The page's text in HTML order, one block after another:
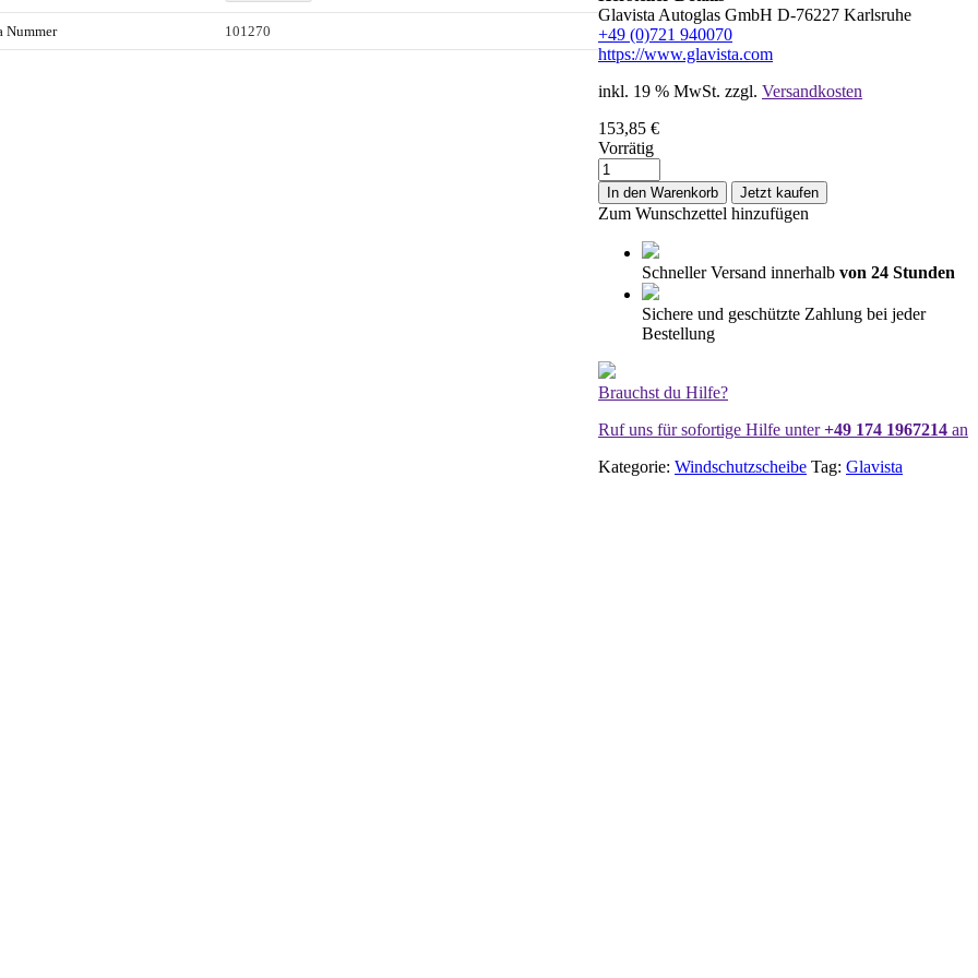
Nummer 101270
Glavista Autoglas GmbH D-76227 Karlsruhe
+49 (0)721 940070
https://www.glavista.com
inkl. 19 % MwSt. zzgl. Versandkosten
153,85 €
Vorrätig
Windschutzscheibe
/
Frontscheibe
Dacia
Duster
+Spiegelhalter
Menge
In den Warenkorb Jetzt kaufen
Zum Wunschzettel hinzufügen
Schneller Versand innerhalb von 24 Stunden
Sichere und geschützte Zahlung bei jeder
Bestellung
Brauchst du Hilfe?
Ruf uns für sofortige Hilfe unter+49 174 1967214 an
Kategorie: Windschutzscheibe Tag: Glavista